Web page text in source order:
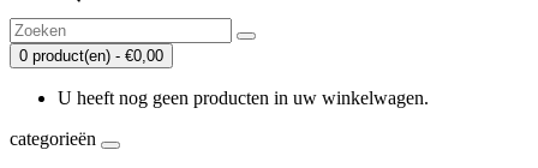
0 product(en) - €0,00
U heeft nog geen producten in uw winkelwagen.
categorieën